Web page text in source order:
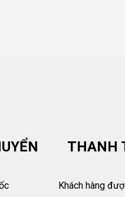
THANH
Khách hàng